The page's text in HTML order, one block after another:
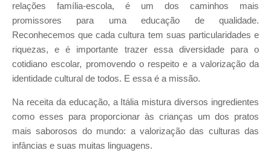
relações família-escola, é um dos caminhos mais
promissores para uma educação de qualidade.
Reconhecemos que cada cultura tem suas particularidades e
riquezas, e é importante trazer essa diversidade para o
cotidiano escolar, promovendo o respeito e a valorização da
identidade cultural de todos. E essa é a missão.
Na receita da educação, a Itália mistura diversos ingredientes
como esses para proporcionar às crianças um dos pratos
mais saborosos do mundo: a valorização das culturas das
infâncias e suas muitas linguagens.